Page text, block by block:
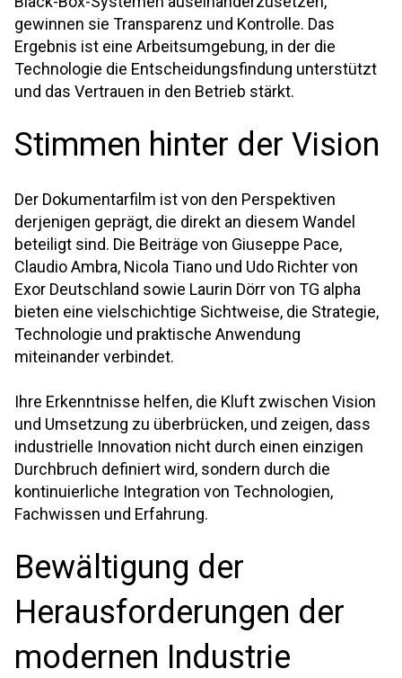
gewinnen sie Transparenz und Kontrolle. Das
Ergebnis ist eine Arbeitsumgebung, in der die
Technologie die Entscheidungsfindung unterstützt
und das Vertrauen in den Betrieb stärkt.
Stimmen hinter der Vision
Der Dokumentarfilm ist von den Perspektiven
derjenigen geprägt, die direkt an diesem Wandel
beteiligt sind. Die Beiträge von Giuseppe Pace,
Claudio Ambra, Nicola Tiano und Udo Richter von
Exor Deutschland sowie Laurin Dörr von TG alpha
bieten eine vielschichtige Sichtweise, die Strategie,
Technologie und praktische Anwendung
miteinander verbindet.
Ihre Erkenntnisse helfen, die Kluft zwischen Vision
und Umsetzung zu überbrücken, und zeigen, dass
industrielle Innovation nicht durch einen einzigen
Durchbruch definiert wird, sondern durch die
kontinuierliche Integration von Technologien,
Fachwissen und Erfahrung.
Bewältigung der
Herausforderungen der
modernen Industrie